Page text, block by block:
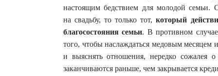
настоящим бедствием для молодой семьи.
на свадьбу, то только тот,который
благосостояния семьи. В противном
того, чтобы наслаждаться медовым месяцем
и выяснять отношения, нередко сожалея
заканчиваются раньше, чем закрывается